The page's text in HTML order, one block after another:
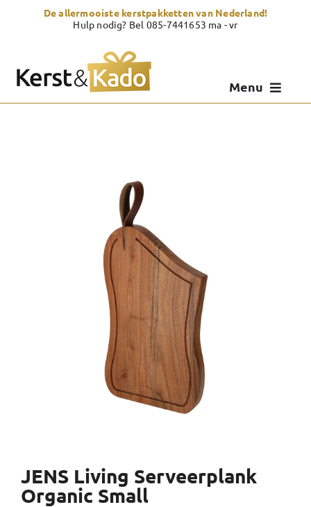
De allermooiste kerstpakketten van Nederland!
Hulp nodig? Bel 085-7441653 ma - vr
Menu
Zelf samenstellen
Over Kerst & Kado
JENS Living Serveerplank
Organic Small